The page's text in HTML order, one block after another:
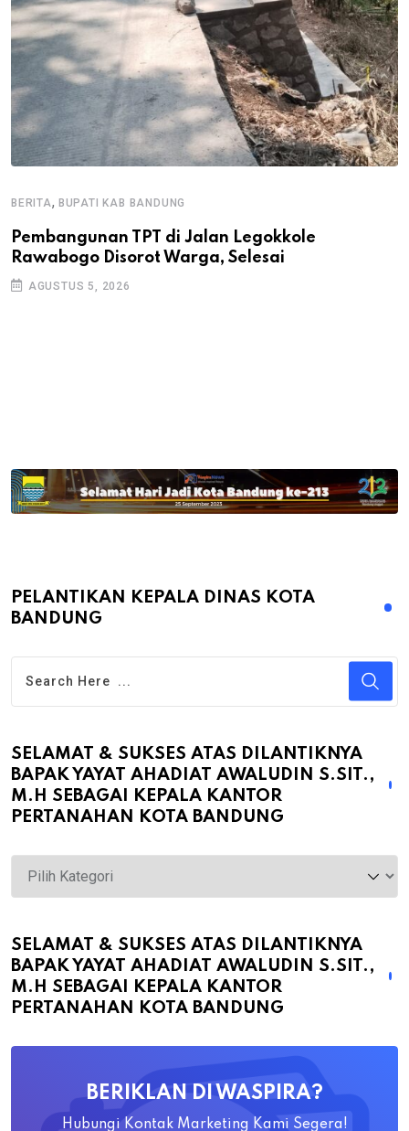
BERITA, BUPATI KAB BANDUNG
Pembangunan TPT di Jalan Legokkole
Rawabogo Disorot Warga, Selesai
AGUSTUS 5, 2026
PELANTIKAN KEPALA DINAS KOTA
BANDUNG
SELAMAT & SUKSES ATAS DILANTIKNYA
BAPAK YAYAT AHADIAT AWALUDIN S.SIT.,
M.H SEBAGAI KEPALA KANTOR
PERTANAHAN KOTA BANDUNG
atas
Dilantiknya
Bapak
Ahadiat
SELAMAT & SUKSES ATAS DILANTIKNYA
BAPAK YAYAT AHADIAT AWALUDIN S.SIT.,
M.H SEBAGAI KEPALA KANTOR
PERTANAHAN KOTA BANDUNG
BERIKLAN DI WASPIRA?
Hubungi Kontak Marketing Kami Segera!